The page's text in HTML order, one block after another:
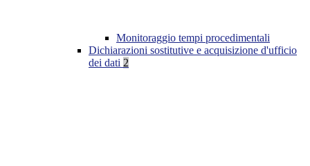
Monitoraggio tempi procedimentali
Dichiarazioni sostitutive e acquisizione d'ufficio
dei dati 2